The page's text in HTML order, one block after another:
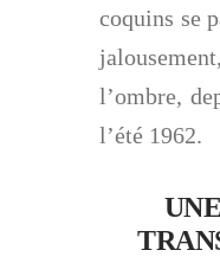
coquins se
l’ombre,
l’été 1962.